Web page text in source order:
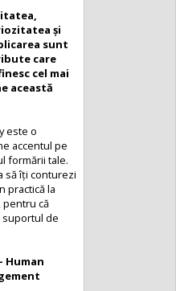
și
sunt
care
cel mai
această
este o
accentul pe
formării tale.
să îți conturezi
practică la
pentru că
de
Human